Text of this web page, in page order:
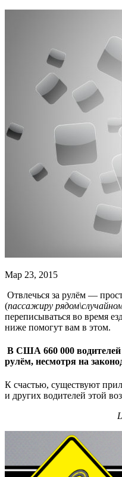
Мар 23, 2015
Отвлечься за рулём —
(пассажиру
переписываться во время
ниже помогут вам в этом.
В США 660 000 водителей
рулём, несмотря на
К счастью, существуют
и других водителей этой